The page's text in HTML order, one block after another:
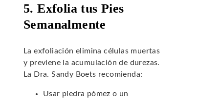
5. Exfolia tus Pies
Semanalmente
La exfoliación elimina células muertas
y previene la acumulación de durezas.
La Dra. Sandy Boets recomienda:
Usar piedra pómez o un